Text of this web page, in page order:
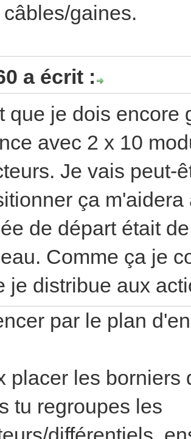
gaines.
a écrit :
que je dois encore
avec 2 x 10
Je vais peut-
ça m'aidera
de départ était
Comme ça je
je distribue aux
par le plan
placer les borniers
tu regroupes les